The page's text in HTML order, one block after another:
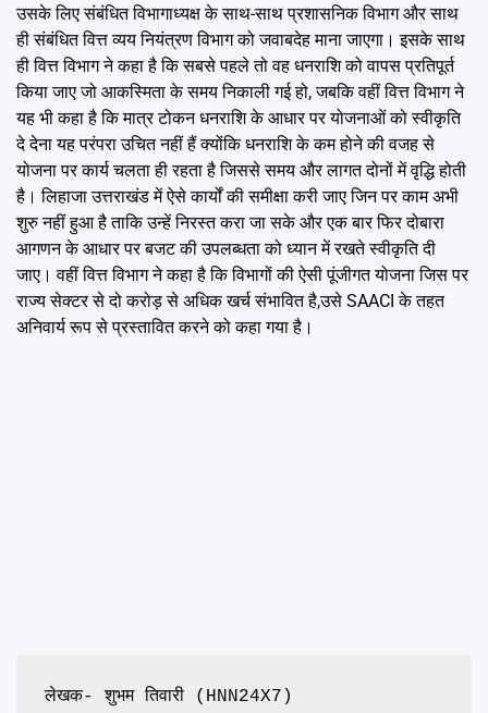
उसके लिए संबंधित विभागाध्यक्ष के साथ-साथ प्रशासनिक विभाग और साथ
ही संबंधित वित्त व्यय नियंत्रण विभाग को जवाबदेह माना जाएगा। इसके साथ
ही वित्त विभाग ने कहा है कि सबसे पहले तो वह धनराशि को वापस प्रतिपूर्त
किया जाए जो आकस्मिता के समय निकाली गई हो, जबकि वहीं वित्त विभाग ने
यह भी कहा है कि मात्र टोकन धनराशि के आधार पर योजनाओं को स्वीकृति
दे देना यह परंपरा उचित नहीं हैं क्योंकि धनराशि के कम होने की वजह से
योजना पर कार्य चलता ही रहता है जिससे समय और लागत दोनों में वृद्धि होती
है। लिहाजा उत्तराखंड में ऐसे कार्यों की समीक्षा करी जाए जिन पर काम अभी
शुरु नहीं हुआ है ताकि उन्हें निरस्त करा जा सके और एक बार फिर दोबारा
आगणन के आधार पर बजट की उपलब्धता को ध्यान में रखते स्वीकृति दी
जाए। वहीं वित्त विभाग ने कहा है कि विभागों की ऐसी पूंजीगत योजना जिस पर
राज्य सेक्टर से दो करोड़ से अधिक खर्च संभावित है,उसे SAACI के तहत
अनिवार्य रूप से प्रस्तावित करने को कहा गया है।
लेखक- शुभम तिवारी (HNN24X7)